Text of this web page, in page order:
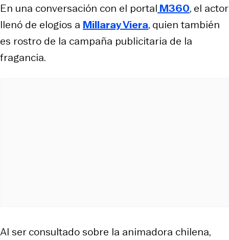
En una conversación con el portal M360, el actor
llenó de elogios a Millaray Viera, quien también
es rostro de la campaña publicitaria de la
fragancia.
Al ser consultado sobre la animadora chilena,